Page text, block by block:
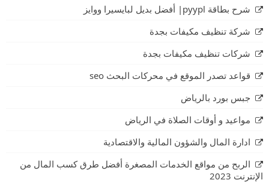
شرح بطاقة pyypl| أفضل بديل لبايسيرا ووايز
شركة تنظيف مكيفات بجدة
شركات تنظيف مكيفات بجدة
قواعد تصدر الموقع في محركات البحث seo
جبس بورد بالرياض
مواعيد و أوقات الصلاة في الرياض
ادارة المال والشؤون المالية والاقتصادية
الربح من مواقع الخدمات المصغرة أفضل طرق كسب المال من
الإنترنت 2023